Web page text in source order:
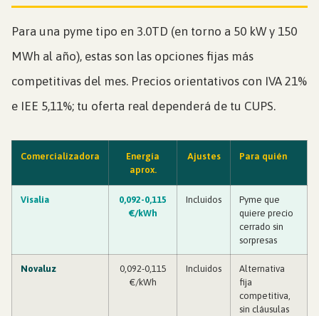
Para una pyme tipo en 3.0TD (en torno a 50 kW y 150
MWh al año), estas son las opciones fijas más
competitivas del mes. Precios orientativos con IVA 21%
e IEE 5,11%; tu oferta real dependerá de tu CUPS.
Comercializadora
Energía
aprox.
Ajustes Para quién
Visalia
0,092-0,115
€/kWh
Incluidos
Pyme que
quiere precio
cerrado sin
sorpresas
Novaluz
0,092-0,115
€/kWh
Incluidos
Alternativa
fija
competitiva,
sin cláusulas